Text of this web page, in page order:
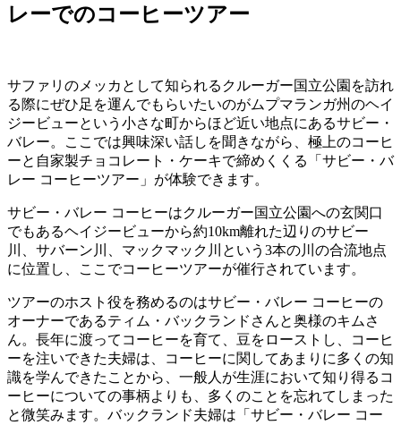
レーでのコーヒーツアー
サファリのメッカとして知られるクルーガー国立公園を訪れ
る際にぜひ足を運んでもらいたいのがムプマランガ州のヘイ
ジービューという小さな町からほど近い地点にあるサビー・
バレー。ここでは興味深い話しを聞きながら、極上のコーヒ
ーと自家製チョコレート・ケーキで締めくくる「サビー・バ
レー コーヒーツアー」が体験できます。
サビー・バレー コーヒーはクルーガー国立公園への玄関口
でもあるヘイジービューから約10km離れた辺りのサビー
川、サバーン川、マックマック川という3本の川の合流地点
に位置し、ここでコーヒーツアーが催行されています。
ツアーのホスト役を務めるのはサビー・バレー コーヒーの
オーナーであるティム・バックランドさんと奥様のキムさ
ん。長年に渡ってコーヒーを育て、豆をローストし、コーヒ
ーを注いできた夫婦は、コーヒーに関してあまりに多くの知
識を学んできたことから、一般人が生涯において知り得るコ
ーヒーについての事柄よりも、多くのことを忘れてしまった
と微笑みます。バックランド夫婦は「サビー・バレー コー